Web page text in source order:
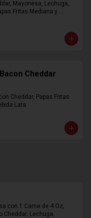
Mayonesa, Lechuga,
Fritas Mediana y
Cheddar
Cheddar, Papas Fritas
Lata
con 1 Carne de 4 Oz,
Cheddar, Lechuga,